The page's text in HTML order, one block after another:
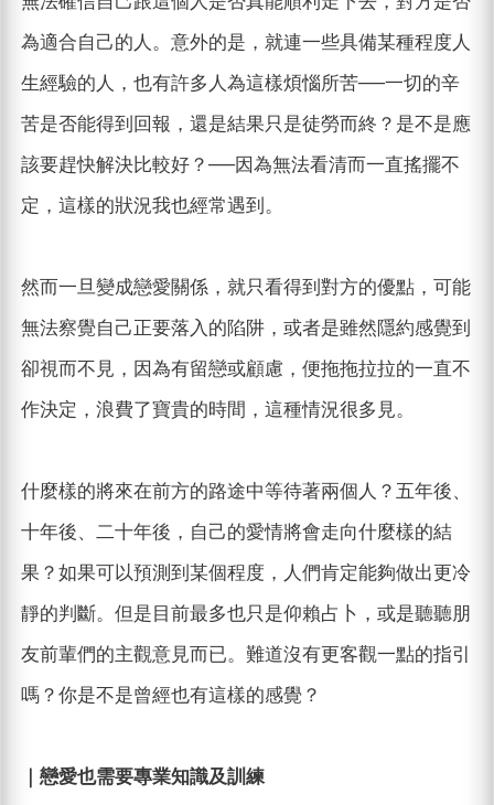
為適合自己的人。意外的是，就連一些具備某種程度人
生經驗的人，也有許多人為這樣煩惱所苦──一切的辛
苦是否能得到回報，還是結果只是徒勞而終？是不是應
該要趕快解決比較好？──因為無法看清而一直搖擺不
定，這樣的狀況我也經常遇到。
然而一旦變成戀愛關係，就只看得到對方的優點，可能
無法察覺自己正要落入的陷阱，或者是雖然隱約感覺到
卻視而不見，因為有留戀或顧慮，便拖拖拉拉的一直不
作決定，浪費了寶貴的時間，這種情況很多見。
什麼樣的將來在前方的路途中等待著兩個人？五年後、
十年後、二十年後，自己的愛情將會走向什麼樣的結
果？如果可以預測到某個程度，人們肯定能夠做出更冷
靜的判斷。但是目前最多也只是仰賴占卜，或是聽聽朋
友前輩們的主觀意見而已。難道沒有更客觀一點的指引
嗎？你是不是曾經也有這樣的感覺？
｜戀愛也需要專業知識及訓練